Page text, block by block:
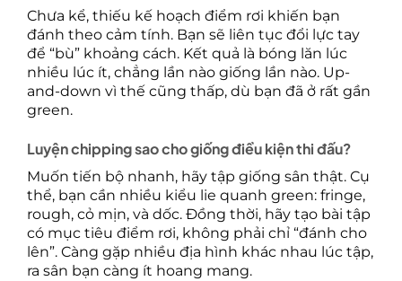
Chưa kể, thiếu kế hoạch điểm rơi khiến bạn
đánh theo cảm tính. Bạn sẽ liên tục đổi lực tay
để “bù” khoảng cách. Kết quả là bóng lăn lúc
nhiều lúc ít, chẳng lần nào giống lần nào. Up-
and-down vì thế cũng thấp, dù bạn đã ở rất gần
green.
Luyện chipping sao cho giống điều kiện thi đấu?
Muốn tiến bộ nhanh, hãy tập giống sân thật. Cụ
thể, bạn cần nhiều kiểu lie quanh green: fringe,
rough, cỏ mịn, và dốc. Đồng thời, hãy tạo bài tập
có mục tiêu điểm rơi, không phải chỉ “đánh cho
lên”. Càng gặp nhiều địa hình khác nhau lúc tập,
ra sân bạn càng ít hoang mang.